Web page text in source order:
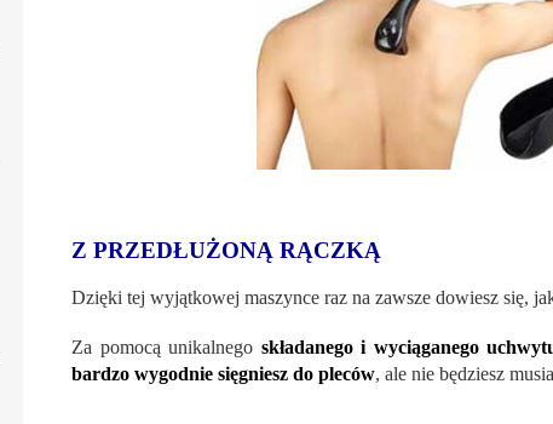
Z PRZEDŁUŻONĄ RĄCZKĄ
Dzięki tej wyjątkowej maszynce raz na zawsze dowiesz się,
Za pomocą unikalnego składanego i wyciąganego
bardzo wygodnie sięgniesz do pleców, ale nie będziesz